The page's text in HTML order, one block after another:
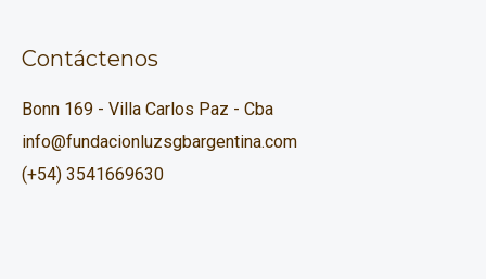
Contáctenos
Bonn 169 - Villa Carlos Paz - Cba
info@fundacionluzsgbargentina.com
(+54) 3541669630